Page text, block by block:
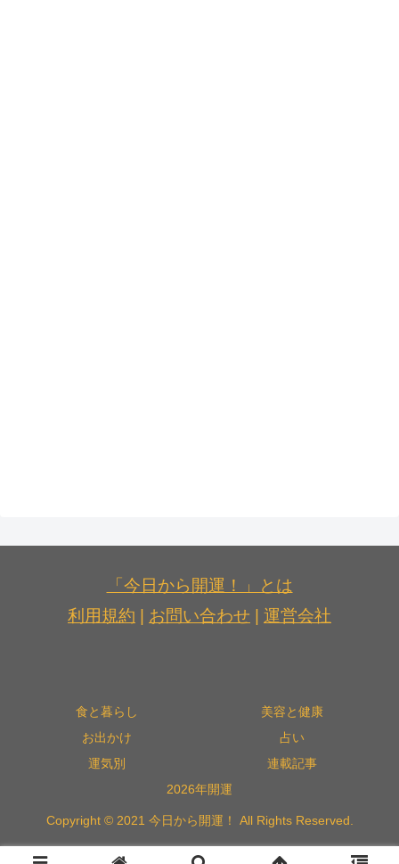
「今日から開運！」とは
利用規約
お問い合わせ 運営会社
食と暮らし
美容と健康
お出かけ
占い
運気別
連載記事
2026年開運
Copyright © 2021 今日から開運！ All Rights Reserved.